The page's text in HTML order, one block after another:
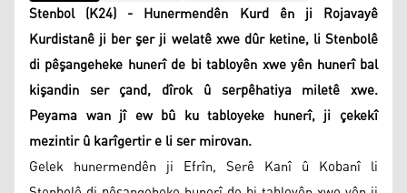
Stenbol (K24) - Hunermendên Kurd ên ji Rojavayê
Kurdistanê ji ber şer ji welatê xwe dûr ketine, li Stenbolê
di pêşangeheke hunerî de bi tabloyên xwe yên hunerî bal
kişandin ser çand, dîrok û serpêhatiya miletê xwe.
Peyama wan jî ew bû ku tabloyeke hunerî, ji çekekî
mezintir û karîgertir e li ser mirovan.
Gelek hunermendên ji Efrîn, Serê Kanî û Kobanî li